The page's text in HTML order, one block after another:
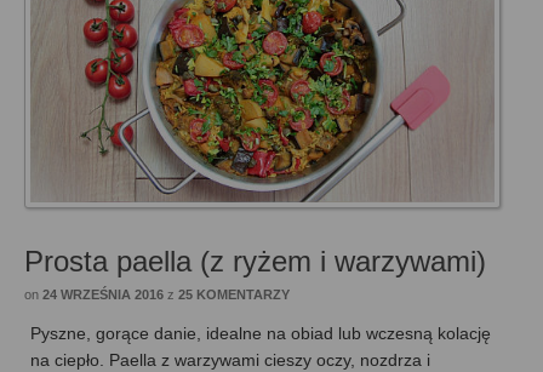
Prosta paella (z ryżem i warzywami)
on 24 WRZEŚNIA 2016 z 25 KOMENTARZY
Pyszne, gorące danie, idealne na obiad lub wczesną kolację
na ciepło. Paella z warzywami cieszy oczy, nozdrza i